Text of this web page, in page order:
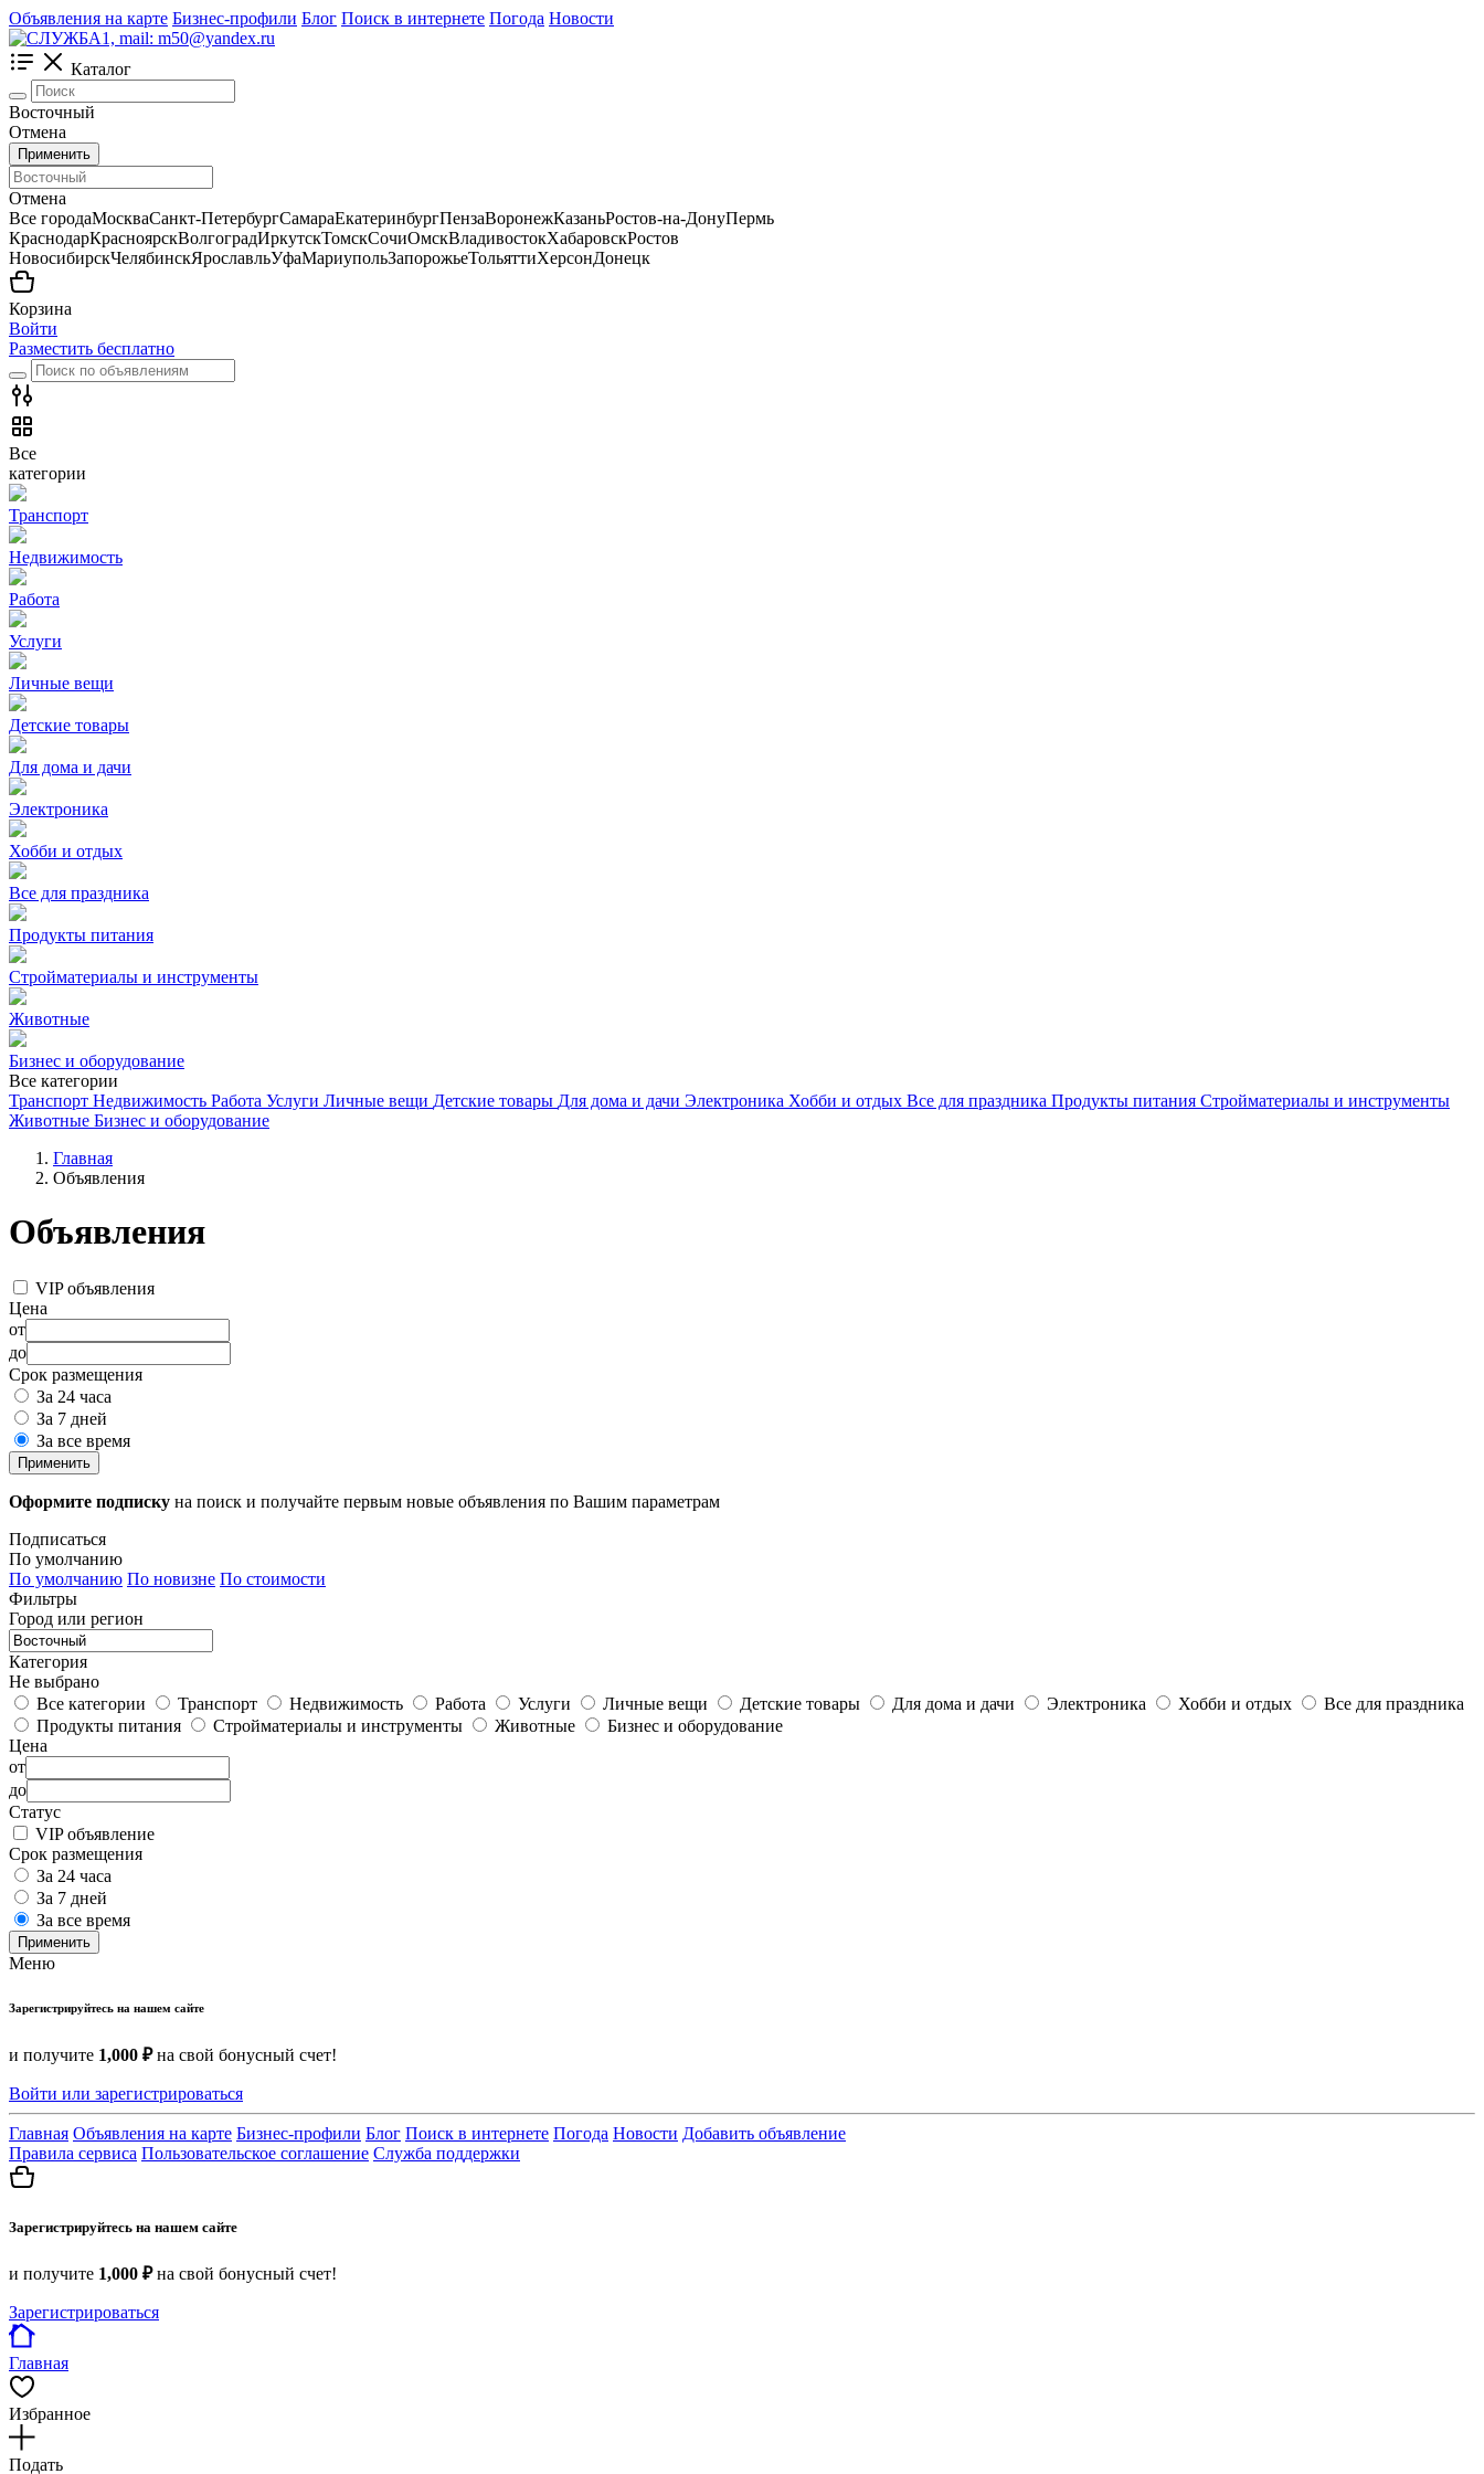
Объявления на карте Бизнес-профили Блог Поиск в интернете Погода Новости
Каталог
Восточный
Отмена
Применить
Отмена
Все городаМоскваСанкт-ПетербургСамараЕкатеринбургПензаВоронежКазаньРостов-на-ДонуПермь
КраснодарКрасноярскВолгоградИркутскТомскСочиОмскВладивостокХабаровскРостов
НовосибирскЧелябинскЯрославльУфаМариупольЗапорожьеТольяттиХерсонДонецк
Корзина
Войти
Разместить бесплатно
Все
категории
Транспорт
Недвижимость
Работа
Услуги
Личные вещи
Детские товары
Для дома и дачи
Электроника
Хобби и отдых
Все для праздника
Продукты питания
Стройматериалы и инструменты
Животные
Бизнес и оборудование
Все категории
Транспорт Недвижимость Работа Услуги Личные вещи Детские товары Для дома и дачи Электроника Хобби и отдых Все для праздника Продукты питания Стройматериалы и инструменты
Животные Бизнес и оборудование
Главная
Объявления
Объявления
VIP объявления
Цена
от
до
Срок размещения
За 24 часа
За 7 дней
За все время
Применить
Оформите подписку на поиск и получайте первым новые объявления по Вашим параметрам
Подписаться
По умолчанию
По умолчанию По новизне По стоимости
Фильтры
Город или регион
Категория
Не выбрано
Все категории
Транспорт Недвижимость Работа Услуги Личные вещи Детские товары Для дома и дачи Электроника Хобби и отдых
Все для праздника
Продукты питания
Стройматериалы и инструменты Животные
Бизнес и оборудование
Цена
от
до
Статус
VIP объявление
Срок размещения
За 24 часа
За 7 дней
За все время
Применить
Меню
Зарегистрируйтесь на нашем сайте
и получите 1,000 ₽на свой бонусный счет!
Войти или зарегистрироваться
Главная Объявления на карте Бизнес-профили Блог Поиск в интернете Погода Новости Добавить объявление
Правила сервиса Пользовательское соглашение Служба поддержки
Зарегистрируйтесь на нашем сайте
и получите 1,000 ₽на свой бонусный счет!
Зарегистрироваться
Главная
Избранное
Подать